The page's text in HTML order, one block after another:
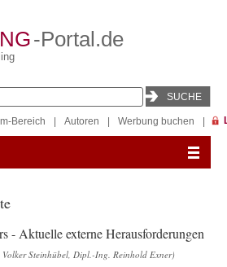
-Portal.de
Bereich Autoren Werbung buchen
- Aktuelle externe Herausforderungen
Steinhübel, Dipl.-Ing. Reinhold Exner)